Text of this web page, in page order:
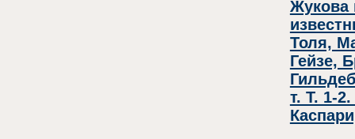
Жукова
Толя,
Гейзе,
т. Т. 1-